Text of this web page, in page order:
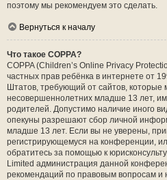
поэтому мы рекомендуем это сделать.
Вернуться к началу
Что такое COPPA?
COPPA (Children’s Online Privacy
частных прав ребёнка в интернете от
Штатов, требующий от сайтов, которые
несовершеннолетних младше 13 лет,
родителей. Допустимо наличие иного
опекуны разрешают сбор личной
младше 13 лет. Если вы не уверены,
регистрирующемуся на конференции,
обратитесь за помощью к
Limited администрация данной
рекомендаций по правовым вопросам и